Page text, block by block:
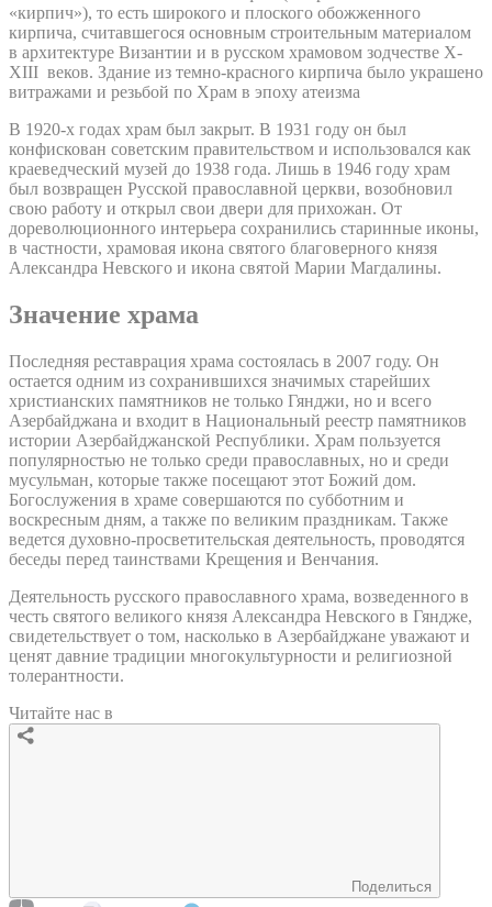
«кирпич»), то есть широкого и плоского обожженного
кирпича, считавшегося основным строительным материалом
в архитектуре Византии и в русском храмовом зодчестве X-
XIII веков. Здание из темно-красного кирпича было украшено
витражами и резьбой по Храм в эпоху атеизма
В 1920-х годах храм был закрыт. В 1931 году он был
конфискован советским правительством и использовался как
краеведческий музей до 1938 года. Лишь в 1946 году храм
был возвращен Русской православной церкви, возобновил
свою работу и открыл свои двери для прихожан. От
дореволюционного интерьера сохранились старинные иконы,
в частности, храмовая икона святого благоверного князя
Александра Невского и икона святой Марии Магдалины.
Значение храма
Последняя реставрация храма состоялась в 2007 году. Он
остается одним из сохранившихся значимых старейших
христианских памятников не только Гянджи, но и всего
Азербайджана и входит в Национальный реестр памятников
истории Азербайджанской Республики. Храм пользуется
популярностью не только среди православных, но и среди
мусульман, которые также посещают этот Божий дом.
Богослужения в храме совершаются по субботним и
воскресным дням, а также по великим праздникам. Также
ведется духовно-просветительская деятельность, проводятся
беседы перед таинствами Крещения и Венчания.
Деятельность русского православного храма, возведенного в
честь святого великого князя Александра Невского в Гяндже,
свидетельствует о том, насколько в Азербайджане уважают и
ценят давние традиции многокультурности и религиозной
толерантности.
Читайте нас в
Поделиться